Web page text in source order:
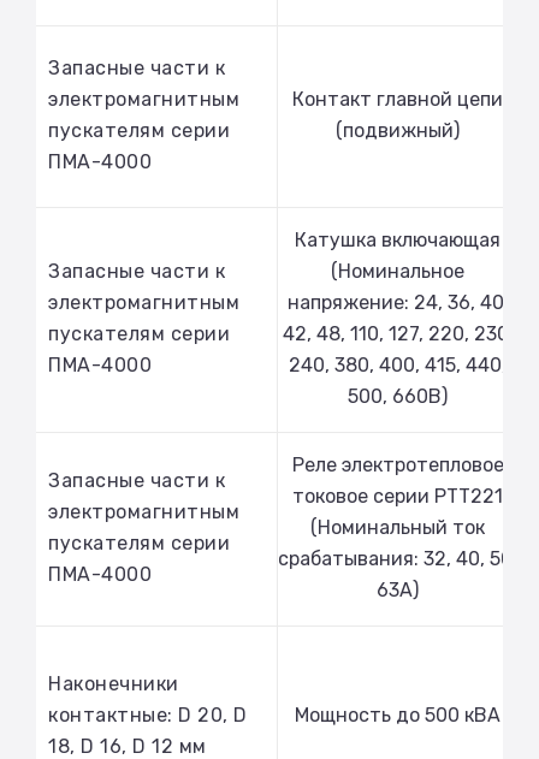
Запасные части к
электромагнитным
пускателям серии
ПМА-4000
Контакт главной цепи
(подвижный)
Запасные части к
электромагнитным
пускателям серии
ПМА-4000
Катушка включающая
(Номинальное
напряжение: 24, 36, 40,
42, 48, 110, 127, 220, 230,
240, 380, 400, 415, 440,
500, 660В)
Запасные части к
электромагнитным
пускателям серии
ПМА-4000
Реле электротепловое
токовое серии РТТ221
(Номинальный ток
срабатывания: 32, 40, 50,
63А)
Наконечники
контактные: D 20, D
18, D 16, D 12 мм
Мощность до 500 кВА